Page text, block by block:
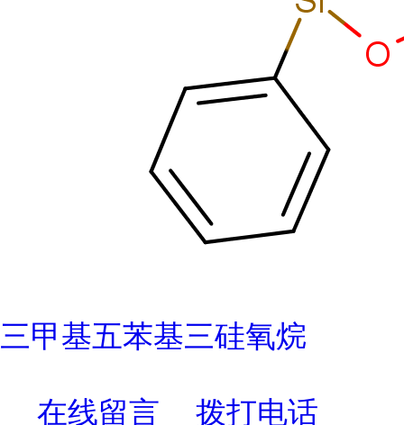
三甲基五苯基三硅氧烷
在线留言 拨打电话